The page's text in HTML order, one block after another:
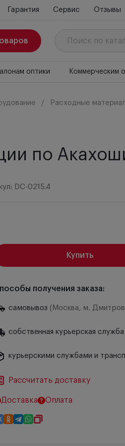
Гарантия Сервис Отзывы
оптики Коммерческим
Расходные
по
DC-0215.4
Купить
получения заказа:
самовывоз (Москва, м.
собственная курьерская служба
курьерскими службами и
Рассчитать доставку
Доставка Оплата